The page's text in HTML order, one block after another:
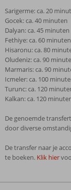
Sarigerme: ca. 20
Gocek: ca. 40 minuten
Dalyan: ca. 45 minuten
Fethiye: ca. 60 minuten
Hisaronu: ca. 80
Oludeniz: ca. 90
Marmaris: ca. 90
Icmeler: ca. 100
Turunc: ca. 120
Kalkan: ca. 120
De genoemde
door diverse
De transfer naar je
te boeken. Klik hier